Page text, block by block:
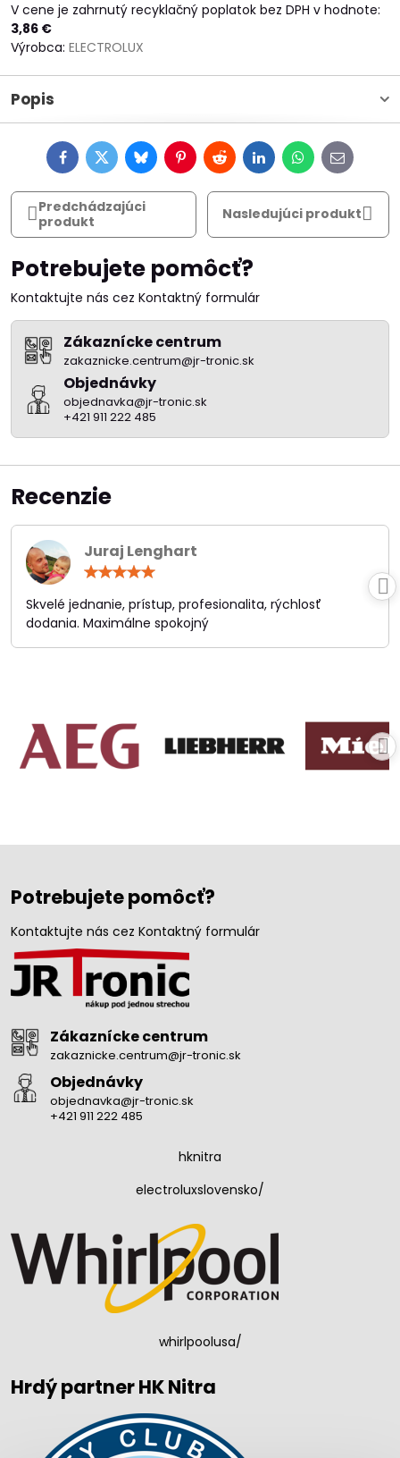
V cene je zahrnutý recyklačný poplatok bez DPH v hodnote:
3,86 €
Výrobca: ELECTROLUX
Popis
FacebookTwitterBlueskyPinterestRedditLinkedInWhatsApp
E-
mail
Predchádzajúci
produkt
Nasledujúci produkt
Potrebujete pomôcť?
Kontaktujte nás cez Kontaktný formulár
Zákaznícke centrum
zakaznicke.centrum@jr-tronic.sk
Objednávky
objednavka@jr-tronic.sk
+421 911 222 485
Recenzie
Juraj Lenghart
/
5
Skvelé jednanie, prístup, profesionalita, rýchlosť
dodania. Maximálne spokojný
Potrebujete pomôcť?
Kontaktujte nás cez Kontaktný formulár
Zákaznícke centrum
zakaznicke.centrum@jr-tronic.sk
Objednávky
objednavka@jr-tronic.sk
+421 911 222 485
hknitra
electroluxslovensko/
whirlpoolusa/
Hrdý partner HK Nitra